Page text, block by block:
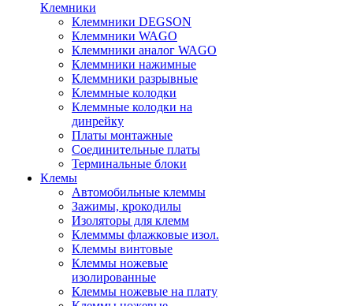
Клемники
Клеммники DEGSON
Клеммники WAGO
Клеммники аналог WAGO
Клеммники нажимные
Клеммники разрывные
Клеммные колодки
Клеммные колодки на
динрейку
Платы монтажные
Соединительные платы
Терминальные блоки
Клемы
Автомобильные клеммы
Зажимы, крокодилы
Изоляторы для клемм
Клемммы флажковые изол.
Клеммы винтовые
Клеммы ножевые
изолированные
Клеммы ножевые на плату